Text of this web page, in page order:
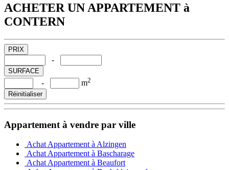
ACHETER UN APPARTEMENT à
CONTERN
PRIX
-
SURFACE
- m2
Réinitialiser
Appartement à vendre par ville
Achat Appartement à Alzingen
Achat Appartement à Bascharage
Achat Appartement à Beaufort